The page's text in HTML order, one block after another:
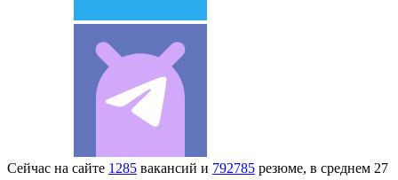
Сейчас на сайте 1285 вакансий и 792785 резюме, в среднем 27